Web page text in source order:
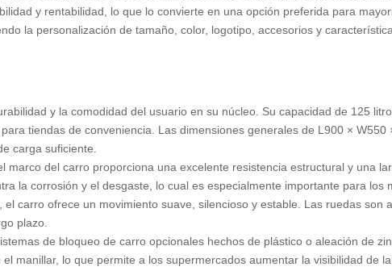
y rentabilidad, lo que lo convierte en una opción preferida para
la personalización de tamaño, color, logotipo, accesorios y
y la comodidad del usuario en su núcleo. Su capacidad de 125
tiendas de conveniencia. Las dimensiones generales de L900 ×
carga suficiente.
del carro proporciona una excelente resistencia estructural y una
la corrosión y el desgaste, lo cual es especialmente importante para los
carro ofrece un movimiento suave, silencioso y estable. Las ruedas
plazo.
de bloqueo de carro opcionales hechos de plástico o aleación de
manillar, lo que permite a los supermercados aumentar la visibilidad de la